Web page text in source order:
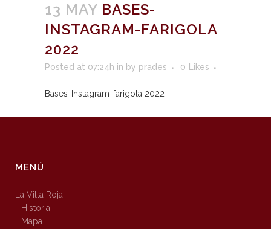
13 MAY BASES-
INSTAGRAM-FARIGOLA
2022
Posted at 07:24h in by prades 0 Likes
Bases-Instagram-farigola 2022
MENÚ
La Villa Roja
Historia
Mapa